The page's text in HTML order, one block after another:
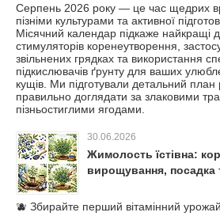
Серпень 2026 року — це час щедрих
пізніми культурами та активної
Місячний календар підкаже найкращі
стимуляторів коренеутворення,
звільнених грядках та використання
підкислювачів ґрунту для ваших
кущів. Ми підготували детальний
правильно доглядати за злаковими
пізньостиглими ягодами.
30.06.2026
Жимолость їстівна:
вирощування, посадка
🫐 Збирайте перший вітамінний